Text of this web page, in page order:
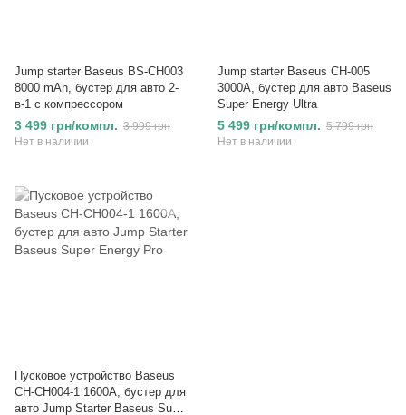
Jump starter Baseus BS-CH003
8000 mAh, бустер для авто 2-
в-1 с компрессором
3 499 грн/компл. 3 999 грн
Нет в наличии
Jump starter Baseus CH-005
3000A, бустер для авто Baseus
Super Energy Ultra
5 499 грн/компл. 5 799 грн
Нет в наличии
Пусковое устройство Baseus
CH-CH004-1 1600A, бустер для
авто Jump Starter Baseus Super